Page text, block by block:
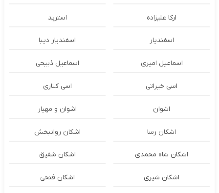
ارکا علیزاده استرید
اسفندیار اسفندیار دیبا
اسماعیل امیری اسماعیل ذبیحی
اسی خیراتی اسی کناری
اشوان اشوان و مهیار
اشکان رسا اشکان روانبخش
اشکان شاه محمدی اشکان شفیق
اشکان شیری اشکان فتحی